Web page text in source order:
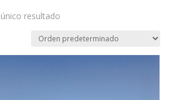
resultado